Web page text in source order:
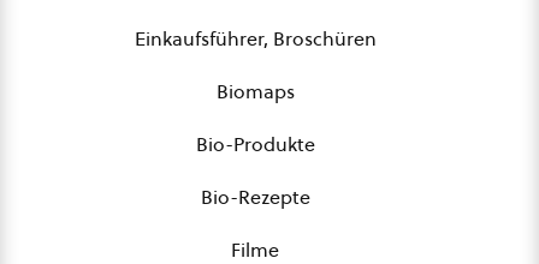
Einkaufsführer, Broschüren
Biomaps
Bio-Produkte
Bio-Rezepte
Filme